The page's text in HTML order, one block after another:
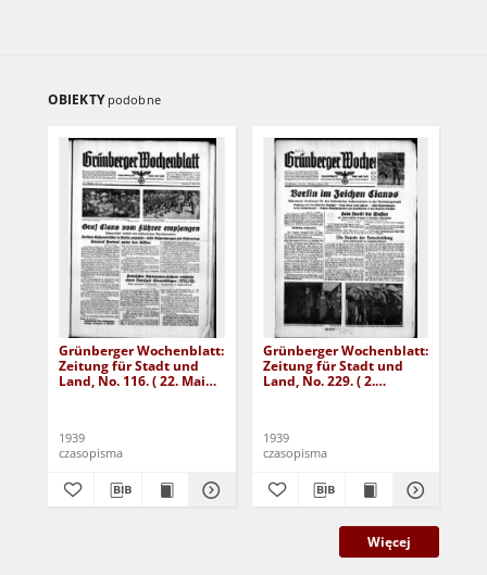
OBIEKTY podobne
Grünberger Wochenblatt:
Zeitung für Stadt und
Land, No. 116. ( 22. Mai
1939
czasopisma
Grünberger Wochenblatt:
Zeitung für Stadt und
Land, No. 229. ( 2.
1939
czasopisma
Więcej